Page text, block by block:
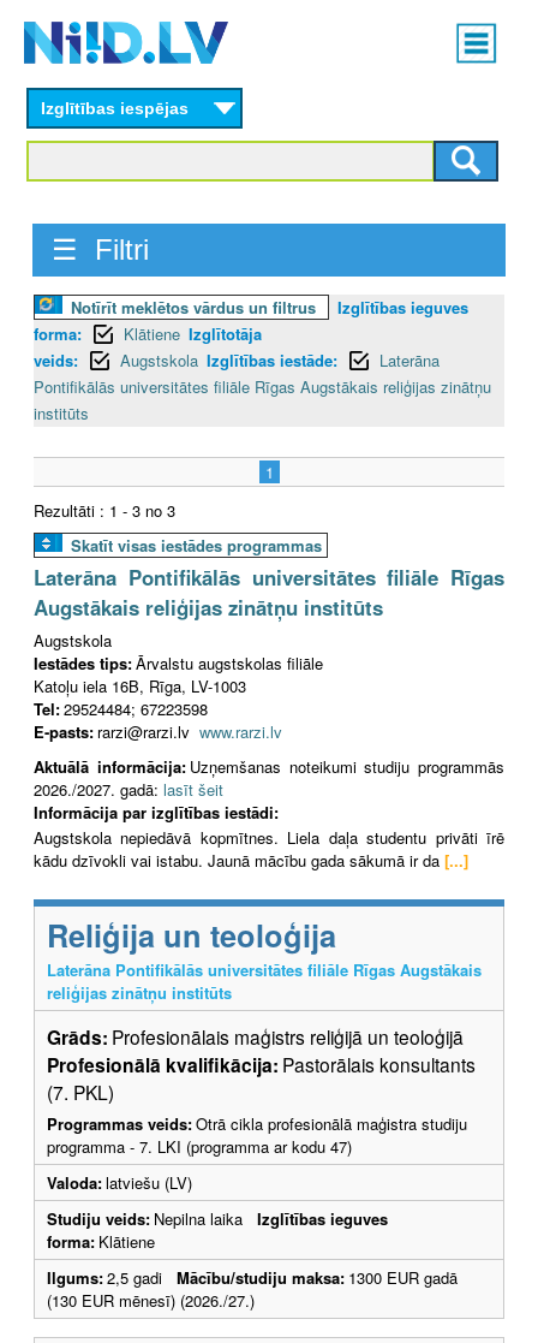
content
Main
menu
Izglītības iespējas
☰ Filtri
Notīrīt meklētos vārdus un filtrus
Izglītības ieguves
forma:
Klātiene Izglītotāja
veids:
Augstskola Izglītības iestāde:
Laterāna
Pontifikālās universitātes filiāle Rīgas Augstākais reliģijas zinātņu
institūts
1
Rezultāti : 1 - 3 no 3
Skatīt visas iestādes programmas
Laterāna Pontifikālās universitātes filiāle Rīgas
Augstākais reliģijas zinātņu institūts
Augstskola
Iestādes tips:Ārvalstu augstskolas filiāle
Katoļu iela 16B, Rīga, LV-1003
Tel:29524484; 67223598
E-pasts: rarzi@rarzi.lv www.rarzi.lv
Aktuālā informācija: Uzņemšanas noteikumi studiju programmās
2026./2027. gadā: lasīt šeit
Informācija par izglītības iestādi:
Augstskola nepiedāvā kopmītnes. Liela daļa studentu privāti īrē
kādu dzīvokli vai istabu. Jaunā mācību gada sākumā ir da [...]
Reliģija un teoloģija
Laterāna Pontifikālās universitātes filiāle Rīgas Augstākais
reliģijas zinātņu institūts
Grāds: Profesionālais maģistrs reliģijā un teoloģijā
Profesionālā kvalifikācija: Pastorālais konsultants
(7. PKL)
Programmas veids:Otrā cikla profesionālā maģistra studiju
programma - 7. LKI (programma ar kodu 47)
Valoda:latviešu (LV)
Studiju veids: Nepilna laika Izglītības ieguves
forma: Klātiene
Ilgums:2,5 gadi Mācību/studiju maksa: 1300 EUR gadā
(130 EUR mēnesī) (2026./27.)